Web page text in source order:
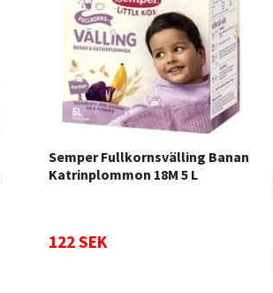
Semper Fullkornsvälling Banan
Katrinplommon 18M 5 L
122 SEK